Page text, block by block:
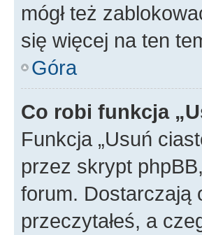
mógł też
się więcej na ten
Góra
Co robi funkcja
Funkcja „Usuń
przez skrypt
forum. Dostarczają
przeczytałeś, a